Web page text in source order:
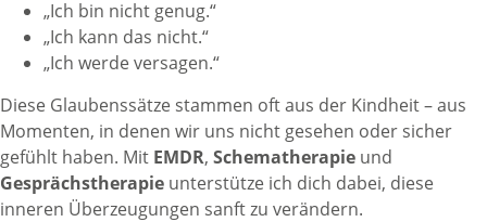
„Ich bin nicht genug.“
„Ich kann das nicht.“
„Ich werde versagen.“
Diese Glaubenssätze stammen oft aus der Kindheit – aus
Momenten, in denen wir uns nicht gesehen oder sicher
gefühlt haben. Mit EMDR, Schematherapie und
Gesprächstherapie unterstütze ich dich dabei, diese
inneren Überzeugungen sanft zu verändern.